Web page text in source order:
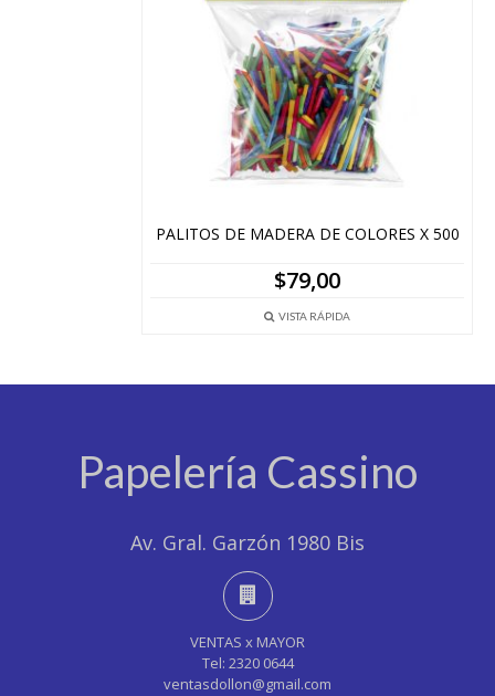
PALITOS DE MADERA DE COLORES X 500
$79,00
VISTA RÁPIDA
Papelería Cassino
Av. Gral. Garzón 1980 Bis
VENTAS x MAYOR
Tel: 2320 0644
ventasdollon@gmail.com